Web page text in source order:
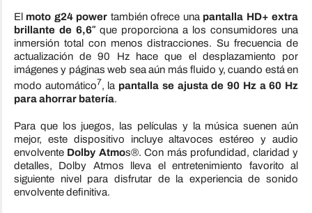
El moto g24 power también ofrece una pantalla HD+ extra
brillante de 6,6″que proporciona a los consumidores una
inmersión total con menos distracciones. Su frecuencia de
actualización de 90 Hz hace que el desplazamiento por
imágenes y páginas web sea aún más fluido y, cuando está en
modo automático7, la pantalla se ajusta de 90 Hz a 60 Hz
para ahorrar batería.
Para que los juegos, las películas y la música suenen aún
mejor, este dispositivo incluye altavoces estéreo y audio
envolvente Dolby Atmos®. Con más profundidad, claridad y
detalles, Dolby Atmos lleva el entretenimiento favorito al
siguiente nivel para disfrutar de la experiencia de sonido
envolvente definitiva.